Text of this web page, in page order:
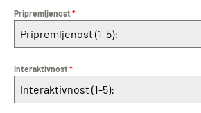
Pripremljenost *
Pripremljenost (1-5):
Interaktivnost *
Interaktivnost (1-5):